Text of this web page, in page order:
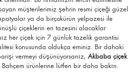
müşterilerimiz şehrin resmi çiçeği güzel
ya da birçokürün yelpazesi ile
çiçeklerin en tazesini alacaklar
her çiçek için 7 günlük tazelik garantisi
konusunda oldukça eminiz. Bir dahaki
vermeyi düşünüyorsanız, Akbaba çiçek
Bahçem ürünlerine lütfen bir daha bakın.